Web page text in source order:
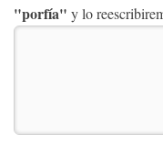
"porfía" y lo